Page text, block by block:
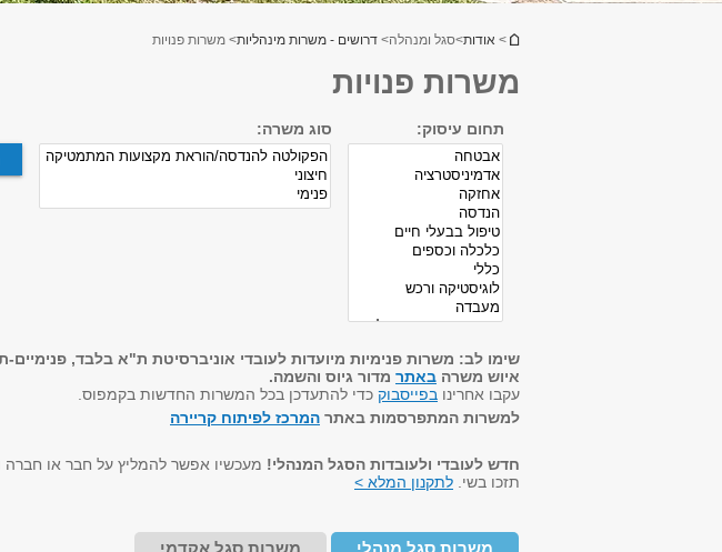
הינך נמצא כאן
> אודות>סגל ומנהלה> דרושים - משרות מינהליות> משרות פנויות
משרות פנויות
תחום עיסוק: סוג משרה:
שימו לב: משרות פנימיות מיועדות לעובדי אוניברסיטת ת"א בלבד,
איוש משרה באתר מדור גיוס והשמה.
עקבו אחרינו בפייסבוק כדי להתעדכן בכל המשרות החדשות בקמפוס.
למשרות המתפרסמות באתר המרכז לפיתוח קריירה
חדש לעובדי ולעובדות הסגל המנהלי! מעכשיו אפשר להמליץ על חבר או חברה
תזכו בשי. לתקנון המלא >
משרות סגל מנהלי משרות סגל אקדמי